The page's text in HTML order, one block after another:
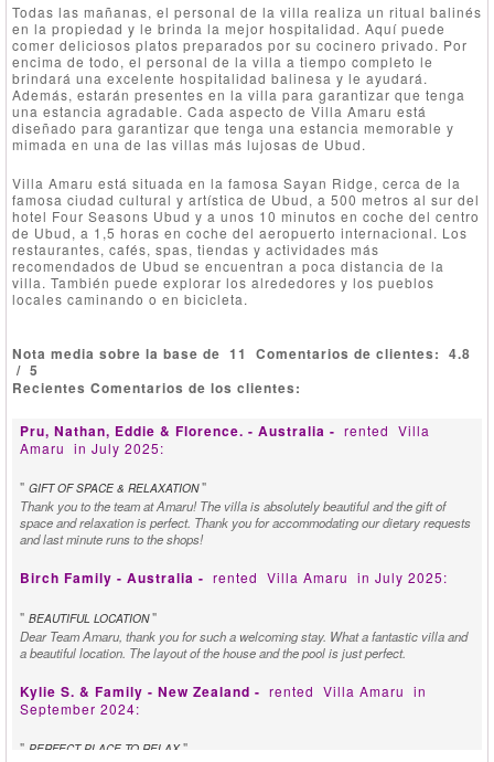
Todas las mañanas, el personal de la villa realiza un ritual balinés
en la propiedad y le brinda la mejor hospitalidad. Aquí puede
comer deliciosos platos preparados por su cocinero privado. Por
encima de todo, el personal de la villa a tiempo completo le
brindará una excelente hospitalidad balinesa y le ayudará.
Además, estarán presentes en la villa para garantizar que tenga
una estancia agradable. Cada aspecto de Villa Amaru está
diseñado para garantizar que tenga una estancia memorable y
mimada en una de las villas más lujosas de Ubud.
Villa Amaru está situada en la famosa Sayan Ridge, cerca de la
famosa ciudad cultural y artística de Ubud, a 500 metros al sur del
hotel Four Seasons Ubud y a unos 10 minutos en coche del centro
de Ubud, a 1,5 horas en coche del aeropuerto internacional. Los
restaurantes, cafés, spas, tiendas y actividades más
recomendados de Ubud se encuentran a poca distancia de la
villa. También puede explorar los alrededores y los pueblos
locales caminando o en bicicleta.
Nota media sobre la base de 11 Comentarios de clientes: 4.8
/ 5
Recientes Comentarios de los clientes:
Pru, Nathan, Eddie & Florence. - Australia - rented Villa
Amaru in July 2025:
" GIFT OF SPACE & RELAXATION"
Thank you to the team at Amaru! The villa is absolutely beautiful and the gift of
space and relaxation is perfect. Thank you for accommodating our dietary requests
and last minute runs to the shops!
Birch Family - Australia - rented Villa Amaru in July 2025:
" BEAUTIFUL LOCATION"
Dear Team Amaru, thank you for such a welcoming stay. What a fantastic villa and
a beautiful location. The layout of the house and the pool is just perfect.
Kylie S. & Family - New Zealand - rented Villa Amaru in
September 2024:
" PERFECT PLACE TO RELAX"